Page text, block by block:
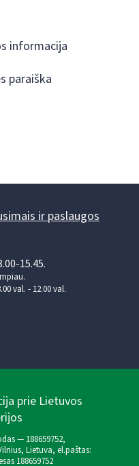
informacija
paraiška
ir paslaugos
15.45.
val. - 12.00 val.
prie Lietuvos
— 188659752,
Lietuva, el.paštas:
188659752